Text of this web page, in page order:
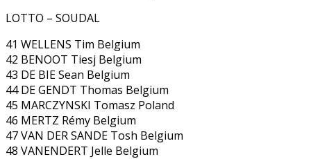
LOTTO – SOUDAL
41 WELLENS Tim Belgium
42 BENOOT Tiesj Belgium
43 DE BIE Sean Belgium
44 DE GENDT Thomas Belgium
45 MARCZYNSKI Tomasz Poland
46 MERTZ Rémy Belgium
47 VAN DER SANDE Tosh Belgium
48 VANENDERT Jelle Belgium